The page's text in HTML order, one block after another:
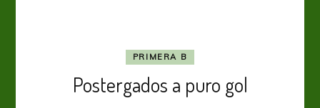
PRIMERA B
Postergados a puro gol